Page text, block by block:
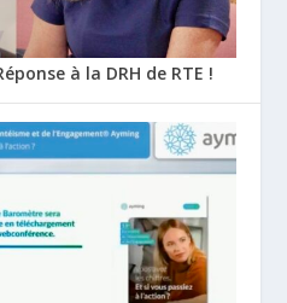
à la DRH de RTE !